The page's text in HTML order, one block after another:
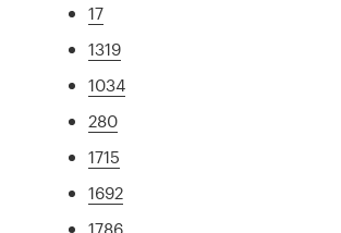
17
1319
1034
280
1715
1692
1786